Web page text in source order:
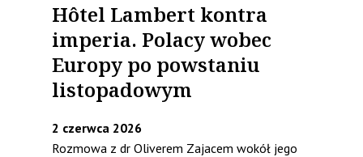
Hôtel Lambert kontra
imperia. Polacy wobec
Europy po powstaniu
listopadowym
2 czerwca 2026
Rozmowa z dr Oliverem Zajacem wokół jego